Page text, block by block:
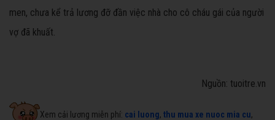
men, chưa kể trả lương đỡ đần việc nhà cho cô cháu gái của người
vợ đã khuất.
Nguồn: tuoitre.vn
Xem cải lương miễn phí: cai luong, thu mua xe nuoc mia cu,